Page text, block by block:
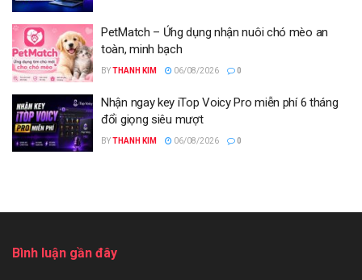
PetMatch – Ứng dụng nhận nuôi chó mèo an
toàn, minh bạch
BYTHANH KIM 06/08/2026 0
Nhận ngay key iTop Voicy Pro miễn phí 6 tháng
đổi giọng siêu mượt
BYTHANH KIM 06/08/2026 0
Bình luận gần đây